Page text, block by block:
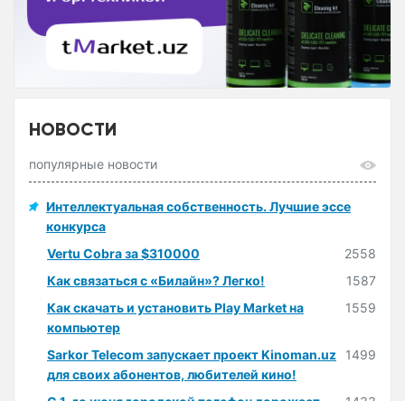
НОВОСТИ
популярные новости
Интеллектуальная собственность. Лучшие эссе
конкурса
Vertu Cobra за $310000
2558
Как связаться с «Билайн»? Легко!
1587
Как скачать и установить Play Market на
компьютер
1559
Sarkor Telecom запускает проект Kinoman.uz
для своих абонентов, любителей кино!
1499